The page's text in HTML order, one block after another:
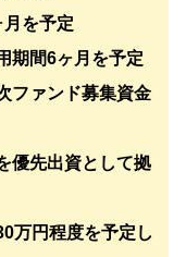
を予定
期間6ヶ月を予定
ファンド募集資金
優先出資として拠
万円程度を予定し